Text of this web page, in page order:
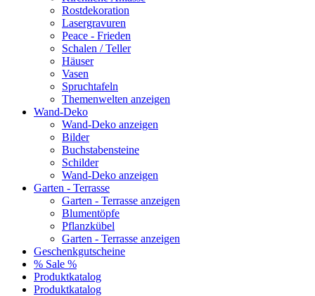
Rostdekoration
Lasergravuren
Peace - Frieden
Schalen / Teller
Häuser
Vasen
Spruchtafeln
Themenwelten anzeigen
Wand-Deko
Wand-Deko anzeigen
Bilder
Buchstabensteine
Schilder
Wand-Deko anzeigen
Garten - Terrasse
Garten - Terrasse anzeigen
Blumentöpfe
Pflanzkübel
Garten - Terrasse anzeigen
Geschenkgutscheine
% Sale %
Produktkatalog
Produktkatalog